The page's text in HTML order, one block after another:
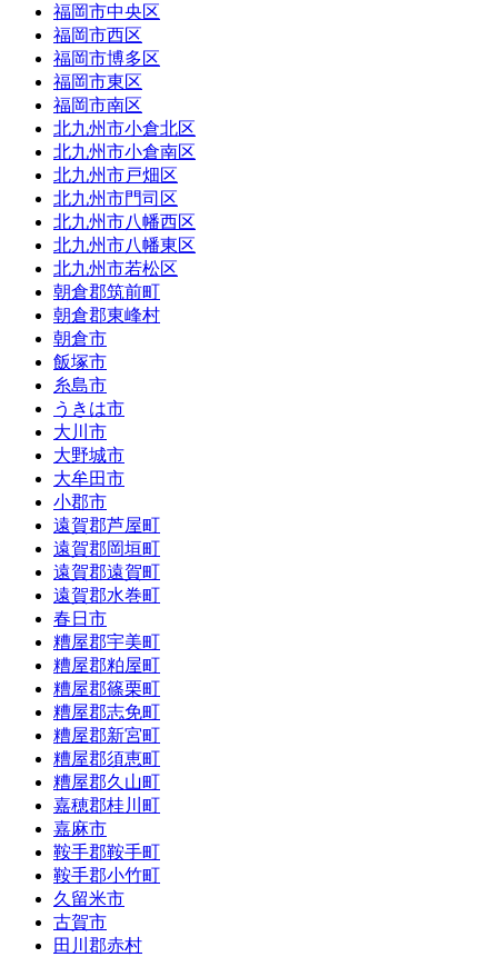
福岡市中央区
福岡市西区
福岡市博多区
福岡市東区
福岡市南区
北九州市小倉北区
北九州市小倉南区
北九州市戸畑区
北九州市門司区
北九州市八幡西区
北九州市八幡東区
北九州市若松区
朝倉郡筑前町
朝倉郡東峰村
朝倉市
飯塚市
糸島市
うきは市
大川市
大野城市
大牟田市
小郡市
遠賀郡芦屋町
遠賀郡岡垣町
遠賀郡遠賀町
遠賀郡水巻町
春日市
糟屋郡宇美町
糟屋郡粕屋町
糟屋郡篠栗町
糟屋郡志免町
糟屋郡新宮町
糟屋郡須恵町
糟屋郡久山町
嘉穂郡桂川町
嘉麻市
鞍手郡鞍手町
鞍手郡小竹町
久留米市
古賀市
田川郡赤村